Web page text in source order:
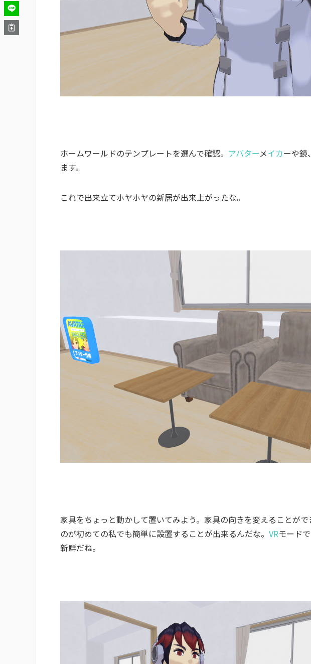
ホームワールドのテンプレートを選んで確認。 アバターメイカーや鏡
ます。
これで出来立てホヤホヤの新居が出来上がったな。
家具をちょっと動かして置いてみよう。家具の向きを変えることが
のが初めての私でも簡単に設置することが出来るんだな。 VRモード
新鮮だね。